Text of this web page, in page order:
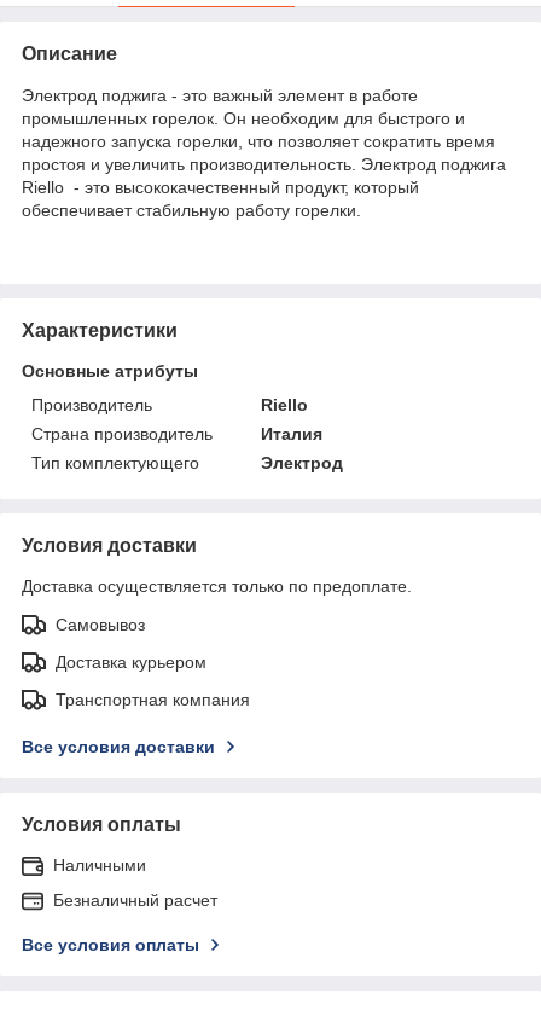
Описание
Электрод поджига - это важный элемент в работе
промышленных горелок. Он необходим для быстрого и
надежного запуска горелки, что позволяет сократить время
простоя и увеличить производительность. Электрод поджига
Riello - это высококачественный продукт, который
обеспечивает стабильную работу горелки.
Характеристики
Основные атрибуты
Производитель
Riello
Страна производитель
Италия
Тип комплектующего
Электрод
Условия доставки
Доставка осуществляется только по предоплате.
Самовывоз
Доставка курьером
Транспортная компания
Все условия доставки
Условия оплаты
Наличными
Безналичный расчет
Все условия оплаты